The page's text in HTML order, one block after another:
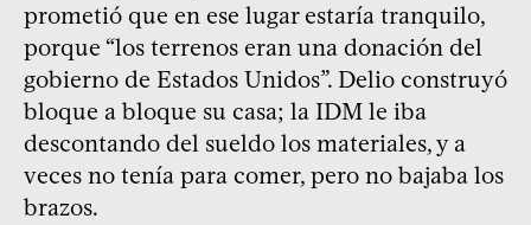
prometió que en ese lugar estaría tranquilo,
porque “los terrenos eran una donación del
gobierno de Estados Unidos”. Delio construyó
bloque a bloque su casa; la IDM le iba
descontando del sueldo los materiales, y a
veces no tenía para comer, pero no bajaba los
brazos.